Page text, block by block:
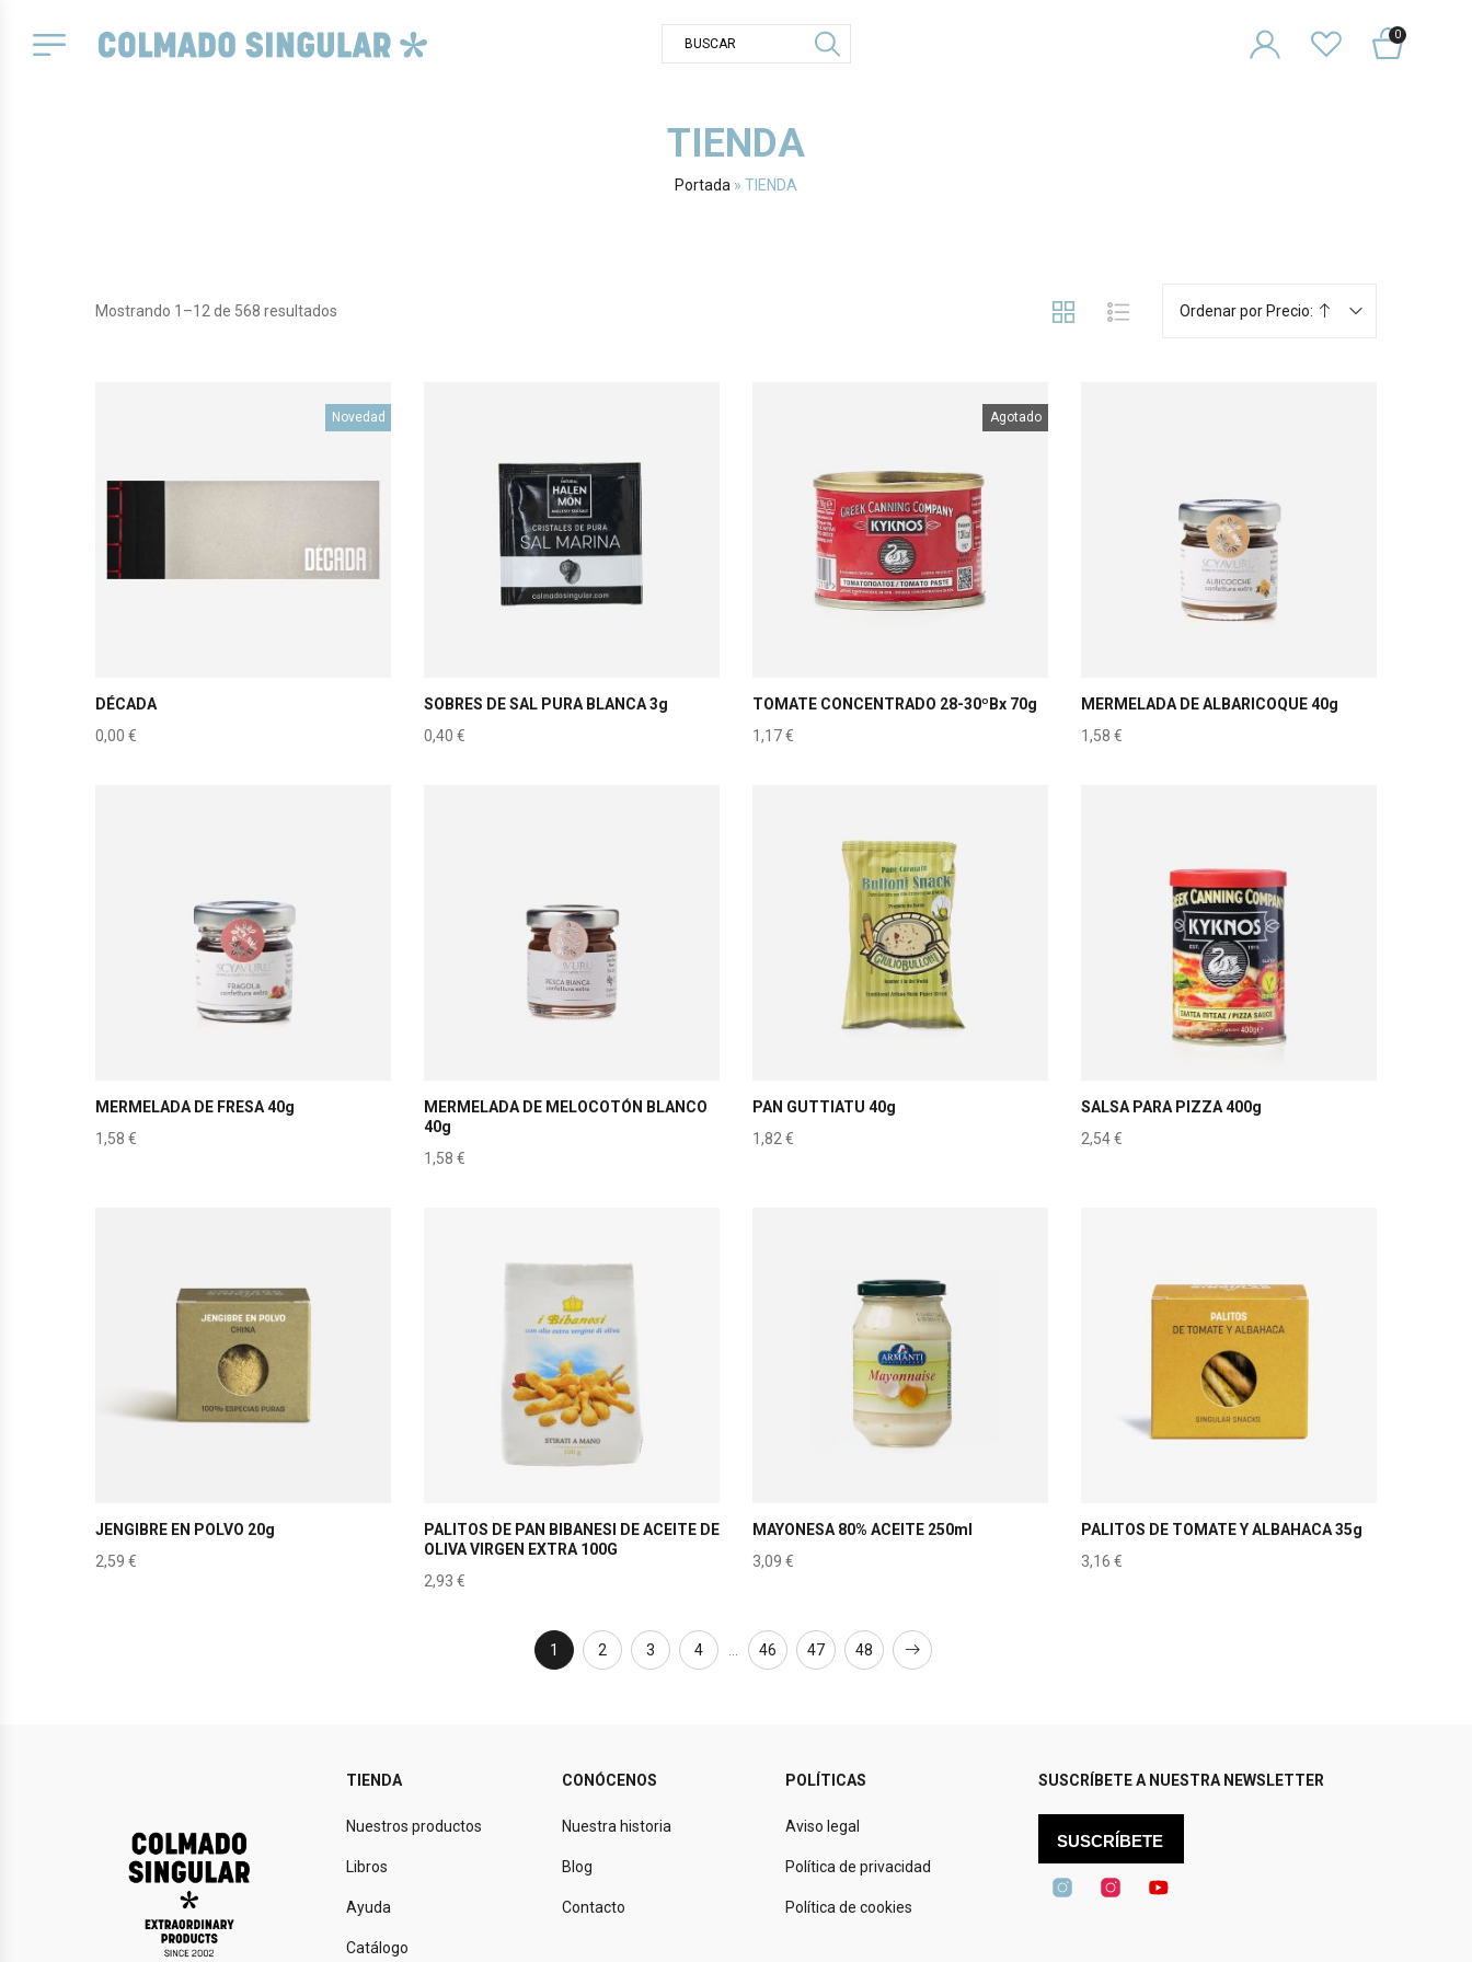
0
TIENDA
Portada » TIENDA
Mostrando 1–12 de 568 resultados Ordenar por Precio:
Novedad
DÉCADA
0,00 €
SOBRES DE SAL PURA BLANCA 3g
0,40 €
Agotado
TOMATE CONCENTRADO 28-30ºBx 70g
1,17€
MERMELADA DE ALBARICOQUE 40g
1,58 €
MERMELADA DE FRESA 40g
1,58 €
MERMELADA DE MELOCOTÓN BLANCO
40g
1,58 €
PAN GUTTIATU 40g
1,82 €
SALSA PARA PIZZA 400g
2,54€
JENGIBRE EN POLVO 20g
2,59 €
PALITOS DE PAN BIBANESI DE ACEITE DE
OLIVA VIRGEN EXTRA 100G
2,93 €
MAYONESA 80% ACEITE 250ml
3,09 €
PALITOS DE TOMATE Y ALBAHACA 35g
3,16 €
1 2 3 4 46 47 48
TIENDA
Nuestros productos
Libros
Ayuda
Catálogo
CONÓCENOS
Nuestra historia
Blog
Contacto
POLÍTICAS
Aviso legal
Política de privacidad
Política de cookies
SUSCRÍBETE A NUESTRA NEWSLETTER
SUSCRÍBETE